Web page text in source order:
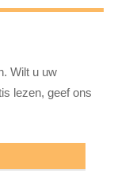
Wilt u uw
lezen, geef ons